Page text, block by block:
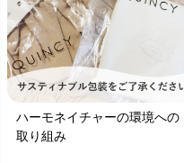
ハーモネイチャーの環境への
取り組み